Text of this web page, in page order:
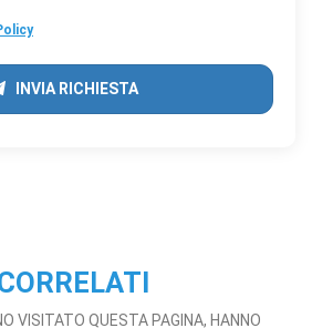
INVIA RICHIESTA
VISITATO QUESTA PAGINA, HANNO